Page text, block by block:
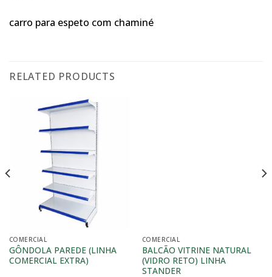
carro para espeto com chaminé
RELATED PRODUCTS
COMERCIAL
GÔNDOLA PAREDE (LINHA
COMERCIAL EXTRA)
COMERCIAL
BALCÃO VITRINE NATURAL
(VIDRO RETO) LINHA
STANDER